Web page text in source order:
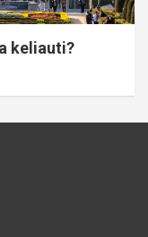
keliauti?